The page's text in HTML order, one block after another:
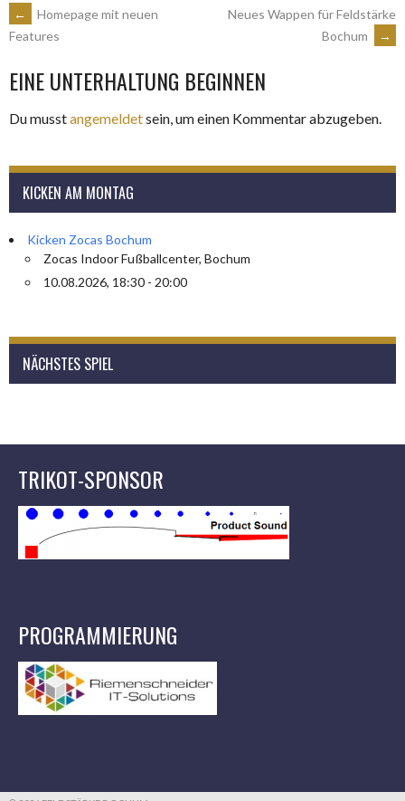
ARTIKEL-
NAVIGATION
←
Homepage mit neuen
Features
Neues Wappen für Feldstärke
Bochum
→
EINE UNTERHALTUNG BEGINNEN
Du musstangemeldetsein, um einen Kommentar abzugeben.
KICKEN AM MONTAG
Kicken Zocas Bochum
Zocas Indoor Fußballcenter, Bochum
10.08.2026, 18:30 - 20:00
NÄCHSTES SPIEL
TRIKOT-SPONSOR
PROGRAMMIERUNG